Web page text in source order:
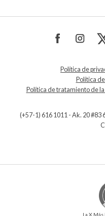
Política de
Política
Política de tratamiento de
(+57-1) 616 1011 - Ak. 20 #83
La X